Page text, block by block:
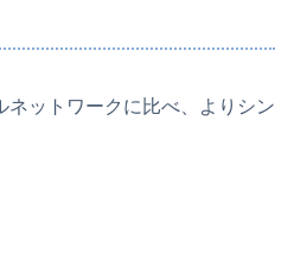
ネットワークに比べ、よりシン